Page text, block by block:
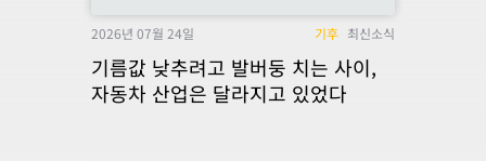
2026년 07월 24일 기후 최신소식
기름값 낮추려고 발버둥 치는 사이,
자동차 산업은 달라지고 있었다